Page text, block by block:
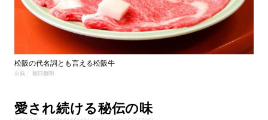
松阪の代名詞とも言える松阪牛
出典： 朝日新聞
愛され続ける秘伝の味